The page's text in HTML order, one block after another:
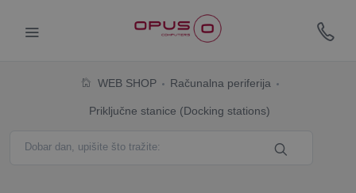
WEB SHOP Računalna periferija
Priključne stanice (Docking stations)